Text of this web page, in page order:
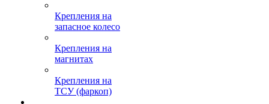
Крепления на
запасное колесо
Крепления на
магнитах
Крепления на
ТСУ (фаркоп)